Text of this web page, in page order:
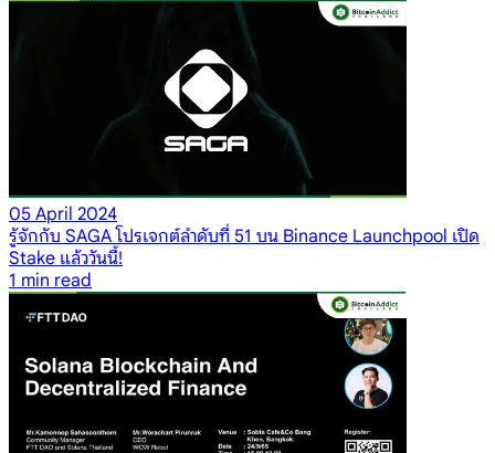
05 April 2024
รู้จักกับ SAGA โปรเจกต์ลำดับที่ 51 บน Binance Launchpool เปิด
Stake แล้ววันนี้!
1 min read